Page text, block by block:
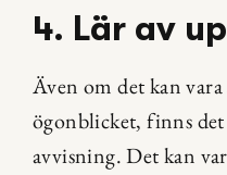
4. Lär av
Även om det kan
ögonblicket, finns
avvisning. Det kan